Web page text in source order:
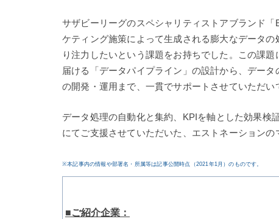
サザビーリーグのスペシャリティストアブランド
ケティング施策によって生成される膨大なデータ
り注力したいという課題をお持ちでした。この課
届ける「データパイプライン」の設計から、デー
の開発・運用まで、一貫でサポートさせていただい
データ処理の自動化と集約、KPIを軸とした効果検
にてご支援させていただいた、エストネーション
※本記事内の情報や部署名・所属等は記事公開時点（2021年1月）のものです。
■ご紹介企業：